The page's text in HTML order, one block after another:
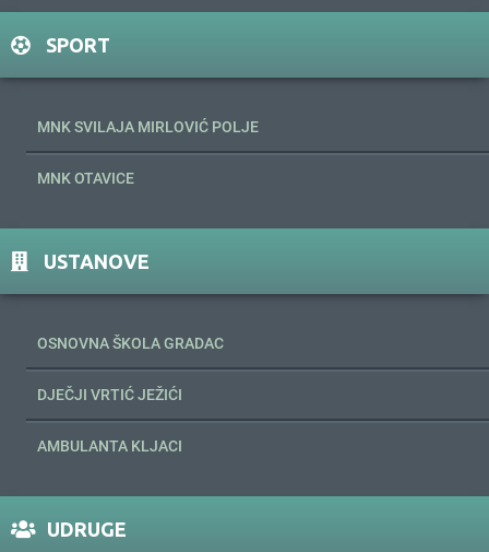
SPORT
MNK SVILAJA MIRLOVIĆ POLJE
MNK OTAVICE
USTANOVE
OSNOVNA ŠKOLA GRADAC
DJEČJI VRTIĆ JEŽIĆI
AMBULANTA KLJACI
UDRUGE